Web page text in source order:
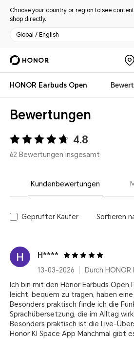
Choose your country or region to see
shop directly.
Global / English
HONOR Earbuds Open
Bewertungen
4.8
62 Bewertungen insgesamt
Kundenbewertungen
Geprüfter Käufer Sortieren
H****
13-03-2026
Ich bin mit den Honor Earbuds Open
leicht, bequem zu tragen, haben
Besonders praktisch finde ich die
Sprachübersetzung, die im Alltag
Besonders praktisch ist die Live-
Honor KI Space App Manchmal gibt